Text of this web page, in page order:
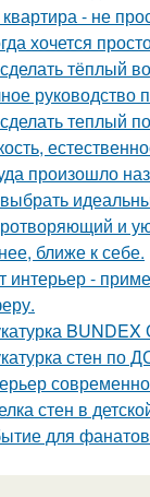
- не
хочется
тёплый
руководство
теплый
произошло
и
ближе к себе.
интерьер -
BUNDEX
стен по
стен в
для